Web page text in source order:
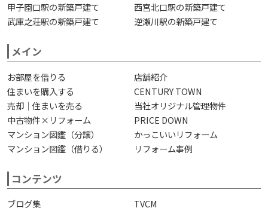
甲子園口駅の新築戸建て
西宮北口駅の新築戸建て
武庫之荘駅の新築戸建て
逆瀬川駅の新築戸建て
メイン
お部屋を借りる
店舗紹介
住まいを購入する
CENTURY TOWN
売却｜住まいを売る
当社オリジナル管理物件
中古物件×リフォーム
PRICE DOWN
マンション図鑑（分譲）
かっこいいリフォーム
マンション図鑑（借りる）
リフォーム事例
コンテンツ
ブログ集
TVCM